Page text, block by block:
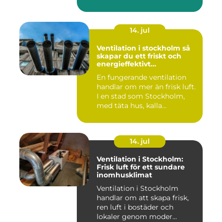
14. jul
Ventilation i stockholm så
skapar du ett friskt och
energieffektivt
En fungerande ventilation
handlar om mer än frisk luft.
I en stad som Stockholm,
med täta hus, kalla...
14. jul
Ventilation i Stockholm:
Frisk luft för ett sundare
inomhusklimat
Ventilation i Stockholm
handlar om att skapa frisk,
ren luft i bostäder och
lokaler genom moder...